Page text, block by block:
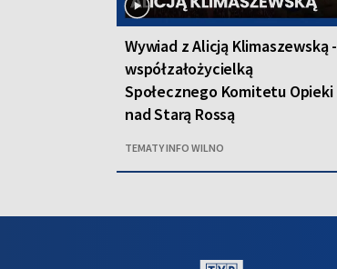
Wywiad z Alicją Klimaszewską -
współzałożycielką
Społecznego Komitetu Opieki
nad Starą Rossą
TEMATY INFO WILNO